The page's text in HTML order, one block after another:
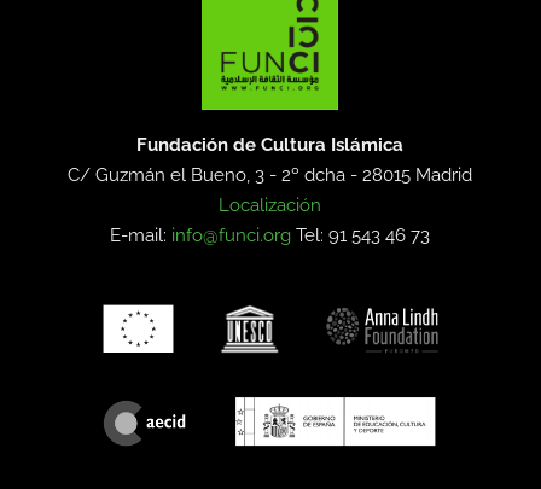
Fundación de Cultura Islámica
C/ Guzmán el Bueno, 3 - 2º dcha -28015 Madrid
Localización
E-mail: info@funci.org Tel: 91 543 46 73